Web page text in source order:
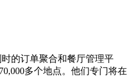
的订单聚合和餐厅管理平
多个地点。他们专门将在